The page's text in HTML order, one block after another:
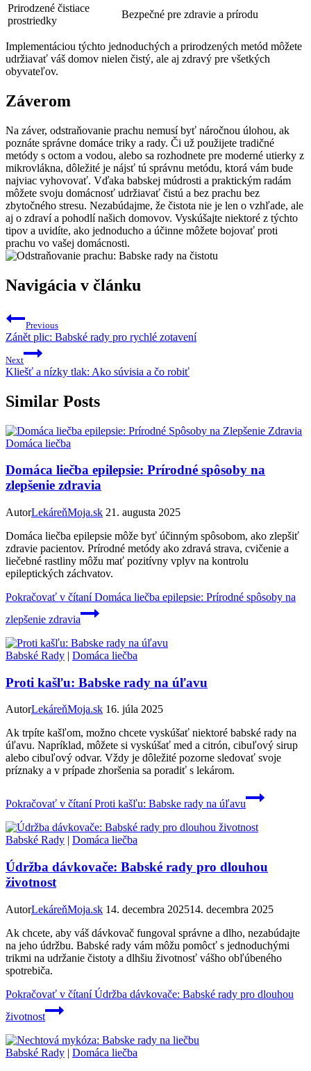
Prirodzené čistiace
prostriedky
Bezpečné pre zdravie a prírodu
Implementáciou týchto jednoduchých a prirodzených metód môžete
udržiavať váš domov nielen čistý, ale aj zdravý pre všetkých
obyvateľov.
Záverom
Na záver, odstraňovanie prachu nemusí byť náročnou úlohou, ak
poznáte správne domáce triky a rady. Či už použijete tradičné
metódy s octom a vodou, alebo sa rozhodnete pre moderné utierky z
mikrovlákna, dôležité je nájsť tú správnu metódu, ktorá vám bude
najviac vyhovovať. Vďaka babskej múdrosti a praktickým radám
môžete svoju domácnosť udržiavať čistú a bez prachu bez
zbytočného stresu. Nezabúdajme, že čistota nie je len o vzhľade, ale
aj o zdraví a pohodlí našich domovov. Vyskúšajte niektoré z týchto
tipov a uvidíte, ako jednoducho a účinne môžete bojovať proti
prachu vo vašej domácnosti.
Navigácia v článku
Previous
Zánět plic: Babské rady pro rychlé zotavení
Next
Kliešť a nízky tlak: Ako súvisia a čo robiť
Similar Posts
Domáca liečba
Domáca liečba epilepsie: Prírodné spôsoby na
zlepšenie zdravia
AutorLekáreňMoja.sk 21. augusta 2025
Domáca liečba epilepsie môže byť účinným spôsobom, ako zlepšiť
zdravie pacientov. Prírodné metódy ako zdravá strava, cvičenie a
liečebné rastliny môžu mať pozitívny vplyv na kontrolu
epileptických záchvatov.
Pokračovať v čítaníDomáca liečba epilepsie: Prírodné spôsoby na
zlepšenie zdravia
Babské Rady | Domáca liečba
Proti kašľu: Babske rady na úľavu
AutorLekáreňMoja.sk 16. júla 2025
Ak trpíte kašľom, možno chcete vyskúšať niektoré babské rady na
úľavu. Napríklad, môžete si vyskúšať med a citrón, cibuľový sirup
alebo cibuľový odvar. Vždy je dôležité pozorne sledovať svoje
príznaky a v prípade zhoršenia sa poradiť s lekárom.
Pokračovať v čítaníProti kašľu: Babske rady na úľavu
Babské Rady | Domáca liečba
Údržba dávkovače: Babské rady pro dlouhou
životnost
AutorLekáreňMoja.sk 14. decembra 202514. decembra 2025
Ak chcete, aby váš dávkovač fungoval správne a dlho, nezabúdajte
na jeho údržbu. Babské rady vám môžu pomôcť s jednoduchými
trikmi na udržanie čistoty a dlhšiu životnosť vášho obľúbeného
spotrebiča.
Pokračovať v čítaníÚdržba dávkovače: Babské rady pro dlouhou
životnost
Babské Rady | Domáca liečba